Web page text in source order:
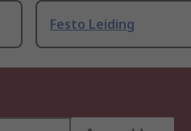
Festo Leiding